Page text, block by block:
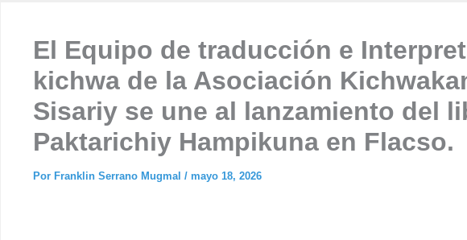
El Equipo de traducción e
kichwa de la Asociación
Sisariy se une al lanzamiento del
Paktarichiy Hampikuna en Flacso.
Por Franklin Serrano Mugmal / mayo 18, 2026